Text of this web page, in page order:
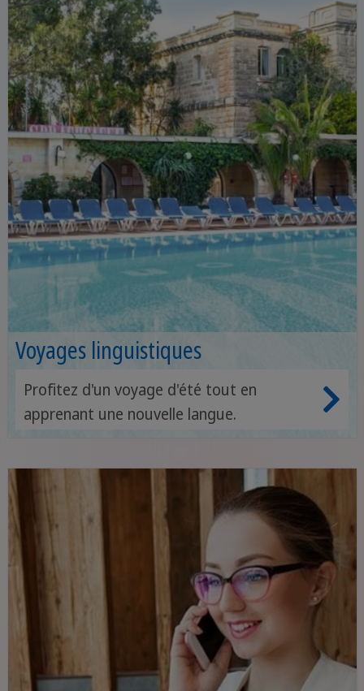
Voyages linguistiques
Profitez d'un voyage d'été tout en
apprenant une nouvelle langue.